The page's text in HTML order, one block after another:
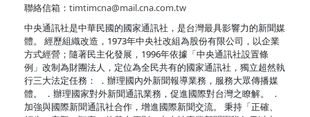
聯絡信箱： timtimcna@mail.cna.com.tw
中央通訊社是中華民國的國家通訊社，是台灣最具影響力的新聞媒
體。 經歷組織改造，1973年中央社改組為股份有限公司，以企業
方式經營；隨著民主化發展，1996年依據「中央通訊社設置條
例」改制為財團法人，定位為全民共有的國家通訊社，獨立超然執
行三大法定任務： ．辦理國內外新聞報導業務，服務大眾傳播媒
體。 ．辦理國家對外新聞通訊業務，促進國際對台灣之瞭解。 ．
加強與國際新聞通訊社合作，增進國際新聞交流。 秉持「正確、